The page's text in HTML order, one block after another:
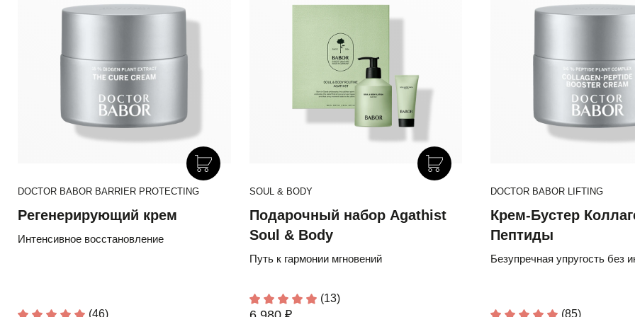
DOCTOR BABOR BARRIER PROTECTING
Регенерирующий крем
Интенсивное восстановление
(46)
SOUL & BODY
Подарочный набор Agathist
Soul & Body
Путь к гармонии мгновений
(13)
DOCTOR BABOR CLARIFYING
Выравнивающая
против Постакне и
C азелаиновой кислотой
(12)
DOCTOR BABOR LIFTING
Крем-Бустер
Пептиды
Безупречная упругость без
(85)